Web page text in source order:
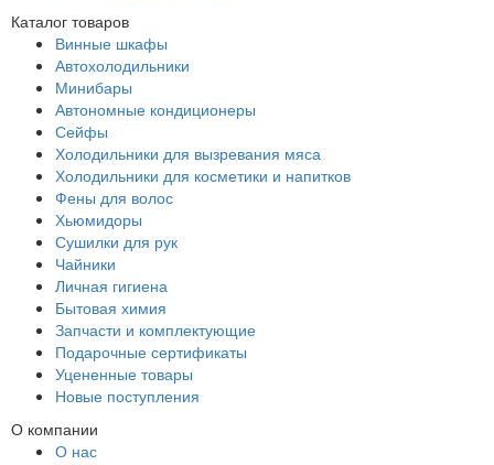
Каталог товаров
Винные шкафы
Автохолодильники
Минибары
Автономные кондиционеры
Сейфы
Холодильники для вызревания мяса
Холодильники для косметики и напитков
Фены для волос
Хьюмидоры
Сушилки для рук
Чайники
Личная гигиена
Бытовая химия
Запчасти и комплектующие
Подарочные сертификаты
Уцененные товары
Новые поступления
О компании
О нас